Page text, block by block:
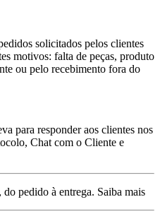
solicitados pelos clientes
motivos: falta de peças, produto
ou pelo recebimento fora do
para responder aos clientes nos
Chat com o Cliente e
do pedido à entrega. Saiba mais